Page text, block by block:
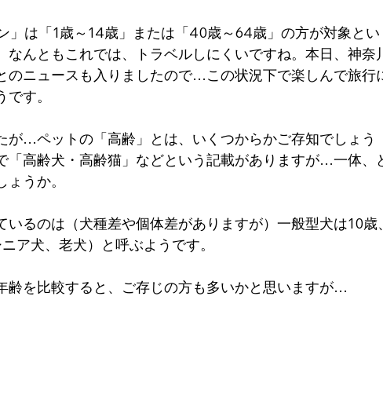
」は「1歳～14歳」または「40歳～64歳」の方が対象とい
んともこれでは、トラベルしにくいですね。本日、神奈
のニュースも入りましたので…この状況下で楽しんで旅行
す。
が…ペットの「高齢」とは、いくつからかご存知でしょう
「高齢犬・高齢猫」などという記載がありますが…一体、
うか。
いるのは（犬種差や個体差がありますが）一般型犬は10歳
ア犬、老犬）と呼ぶようです。
齢を比較すると、ご存じの方も多いかと思いますが…